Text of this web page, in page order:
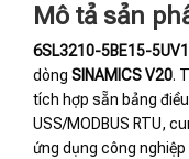
Mô tả sản
6SL3210-5BE15-5UV1
dòng SINAMICS V20.
tích hợp sẵn bảng
USS/MODBUS RTU,
ứng dụng công